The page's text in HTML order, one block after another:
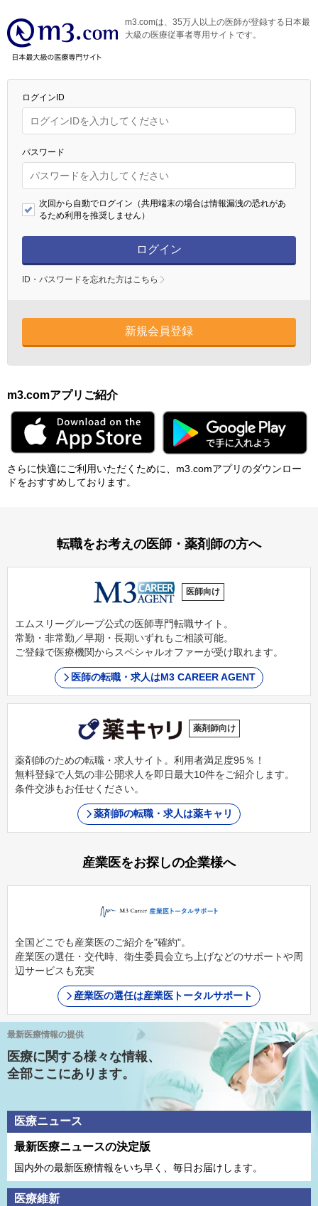
m3.comは、35万人以上の医師が登録する日本最
大級の医療従事者専用サイトです。
ログインID
パスワード
次回から自動でログイン（共用端末の場合は情報漏洩の恐れがあ
るため利用を推奨しません）
ログイン
ID・パスワードを忘れた方はこちら
新規会員登録
m3.comアプリご紹介
さらに快適にご利⽤いただくために、m3.comアプリのダウンロー
ドをおすすめしております。
転職をお考えの医師・薬剤師の方へ
医師向け
エムスリーグループ公式の医師専門転職サイト。
常勤・非常勤／早期・長期いずれもご相談可能。
ご登録で医療機関からスペシャルオファーが受け取れます。
医師の転職・求人はM3 CAREER AGENT
薬剤師向け
薬剤師のための転職・求人サイト。利用者満足度95％！
無料登録で人気の非公開求人を即日最大10件をご紹介します。
条件交渉もお任せください。
薬剤師の転職・求人は薬キャリ
産業医をお探しの企業様へ
全国どこでも産業医のご紹介を"確約"。
産業医の選任・交代時、衛生委員会立ち上げなどのサポートや周
辺サービスも充実
産業医の選任は産業医トータルサポート
最新医療情報の提供
医療に関する様々な情報、
全部ここにあります。
医療ニュース
最新医療ニュースの決定版
国内外の最新医療情報をいち早く、毎日お届けします。
医療維新